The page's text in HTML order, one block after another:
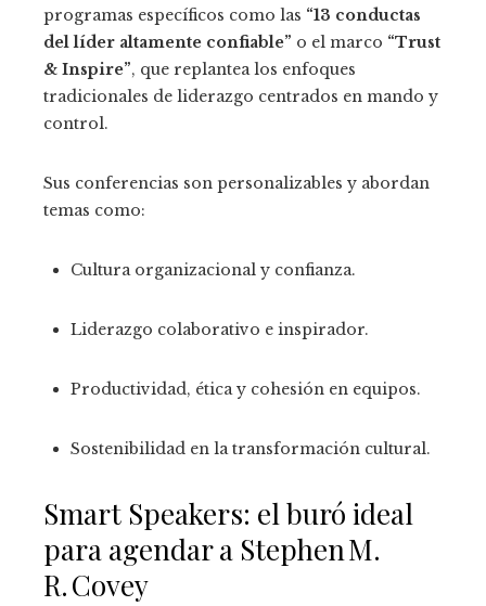
programas específicos como las “13 conductas
del líder altamente confiable” o el marco “Trust
& Inspire”, que replantea los enfoques
tradicionales de liderazgo centrados en mando y
control.
Sus conferencias son personalizables y abordan
temas como:
Cultura organizacional y confianza.
Liderazgo colaborativo e inspirador.
Productividad, ética y cohesión en equipos.
Sostenibilidad en la transformación cultural.
Smart Speakers: el buró ideal
para agendar a Stephen M.
R. Covey